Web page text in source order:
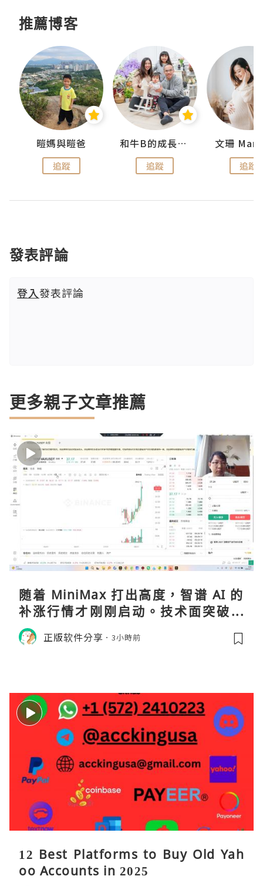
推薦博客
暟媽與暟爸
追蹤
和牛B的成長日記
追蹤
文珊
追蹤
發表評論
登入發表評論
更多親子文章推薦
随着 MiniMax 打出高度，智谱 AI 的
补涨行情才刚刚启动。技术面突破在
即，基本面逻辑硬朗，目标先看 170，
顺势做多，在巨头上市潮来临前享受泡
正版软件分享 3小時前
12 Best Platforms to Buy Old Yah
oo Accounts in 2025